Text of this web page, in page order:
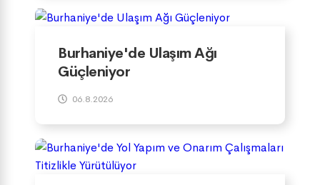
Burhaniye'de Ulaşım Ağı
Güçleniyor
06.8.2026